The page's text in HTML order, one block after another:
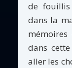
de fouillis
dans la
dans
aller les